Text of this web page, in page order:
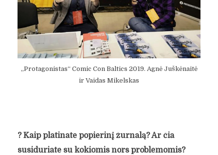
„Protagonistas“ Comic Con Baltics 2019. Agnė Juškėnaitė
ir Vaidas Mikelskas
?Kaip platinate popierinį žurnalą? Ar čia
susiduriate su kokiomis nors problemomis?